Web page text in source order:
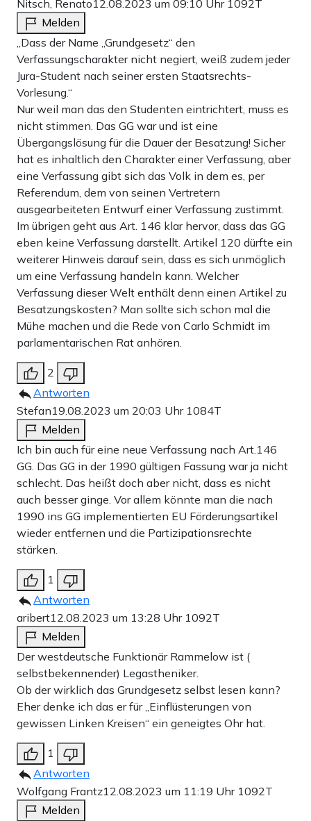
Nitsch, Renato12.08.2023 um 09:10 Uhr 1092T
Melden
„Dass der Name „Grundgesetz“ den
Verfassungscharakter nicht negiert, weiß zudem jeder
Jura-Student nach seiner ersten Staatsrechts-
Vorlesung.“
Nur weil man das den Studenten eintrichtert, muss es
nicht stimmen. Das GG war und ist eine
Übergangslösung für die Dauer der Besatzung! Sicher
hat es inhaltlich den Charakter einer Verfassung, aber
eine Verfassung gibt sich das Volk in dem es, per
Referendum, dem von seinen Vertretern
ausgearbeiteten Entwurf einer Verfassung zustimmt.
Im übrigen geht aus Art. 146 klar hervor, dass das GG
eben keine Verfassung darstellt. Artikel 120 dürfte ein
weiterer Hinweis darauf sein, dass es sich unmöglich
um eine Verfassung handeln kann. Welcher
Verfassung dieser Welt enthält denn einen Artikel zu
Besatzungskosten? Man sollte sich schon mal die
Mühe machen und die Rede von Carlo Schmidt im
parlamentarischen Rat anhören.
2
Antworten
Stefan19.08.2023 um 20:03 Uhr 1084T
Melden
Ich bin auch für eine neue Verfassung nach Art.146
GG. Das GG in der 1990 gültigen Fassung war ja nicht
schlecht. Das heißt doch aber nicht, dass es nicht
auch besser ginge. Vor allem könnte man die nach
1990 ins GG implementierten EU Förderungsartikel
wieder entfernen und die Partizipationsrechte
stärken.
1
Antworten
aribert12.08.2023 um 13:28 Uhr 1092T
Melden
Der westdeutsche Funktionär Rammelow ist (
selbstbekennender) Legastheniker.
Ob der wirklich das Grundgesetz selbst lesen kann?
Eher denke ich das er für „Einflüsterungen von
gewissen Linken Kreisen“ ein geneigtes Ohr hat.
1
Antworten
Wolfgang Frantz12.08.2023 um 11:19 Uhr 1092T
Melden